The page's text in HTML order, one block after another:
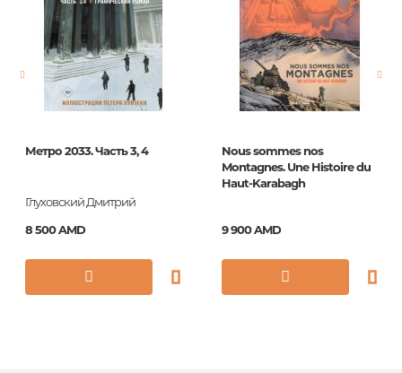
Новинка No
Страницы 0
Обложка мягкая
Серии
Графические
романы.
ISBN
Метро 2033. Часть 3, 4
Глуховский Дмитрий
8 500 AMD
Nous sommes nos
Montagnes. Une Histoire du
Haut-Karabagh
9 900 AMD